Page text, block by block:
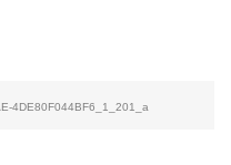
4DE80F044BF6_1_201_a